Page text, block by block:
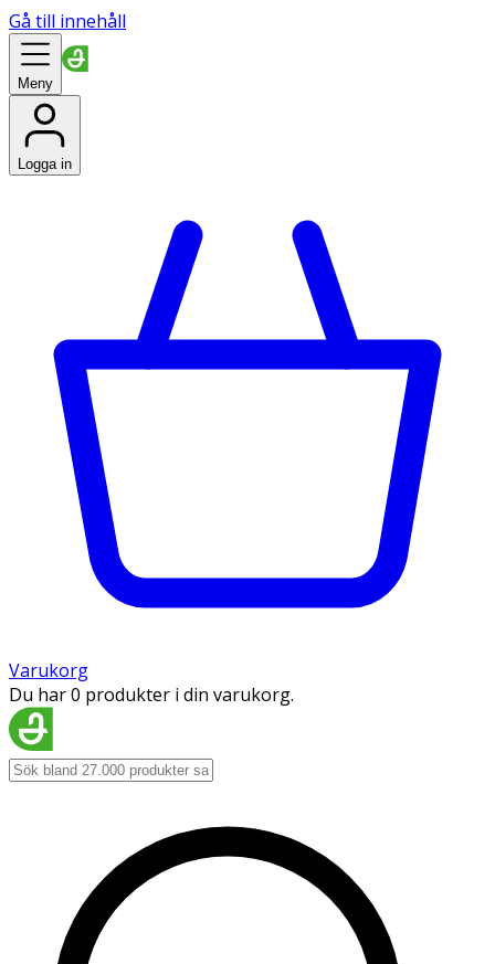
Gå till innehåll
Meny
Logga in
Varukorg
Du har 0 produkter i din varukorg.